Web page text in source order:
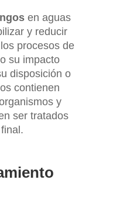
en aguas
y reducir
procesos de
su impacto
disposición o
contienen
y
ser tratados